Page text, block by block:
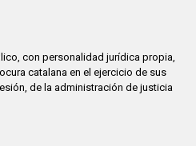
con personalidad jurídica propia,
catalana en el ejercicio de sus
de la administración de justicia